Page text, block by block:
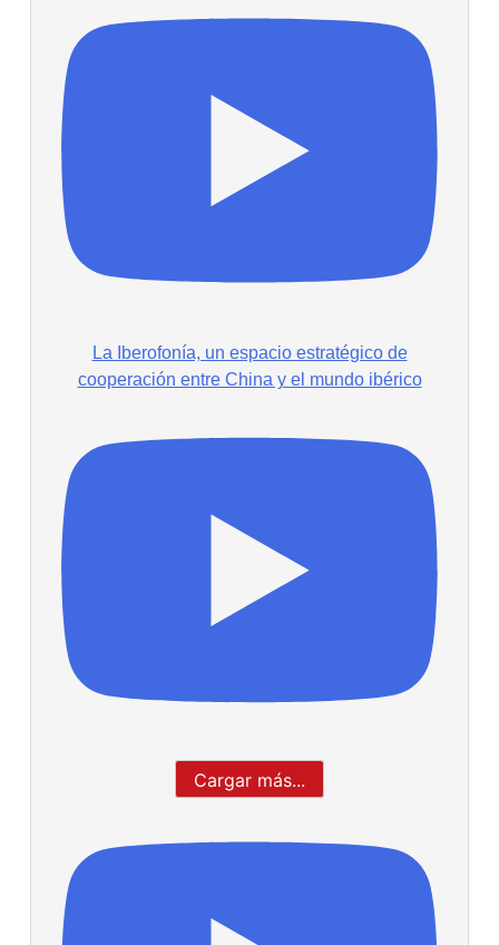
La Iberofonía, un espacio estratégico de
cooperación entre China y el mundo ibérico
Cargar más...